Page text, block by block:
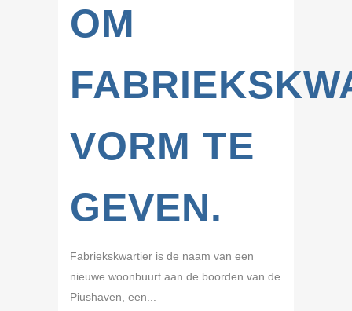
OM
VORM TE
GEVEN.
Fabriekskwartier is de naam van een
nieuwe woonbuurt aan de boorden van de
Piushaven, een...